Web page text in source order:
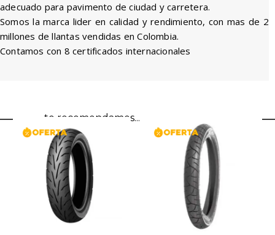
adecuado para pavimento de ciudad y carretera.
Somos la marca lider en calidad y rendimiento, con mas de 2
millones de llantas vendidas en Colombia.
Contamos con 8 certificados internacionales
te recomendamos...